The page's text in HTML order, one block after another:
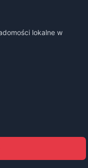
lokalne w